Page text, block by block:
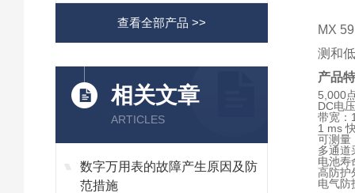
查看全部产品 >>
相关文章
ARTICLES
数字万用表的故障产生原因及防
范措施
MX
测和
产品
5,000
DC电
带宽：
1 ms
可测量
多通道
电池寿
高防护
电气防